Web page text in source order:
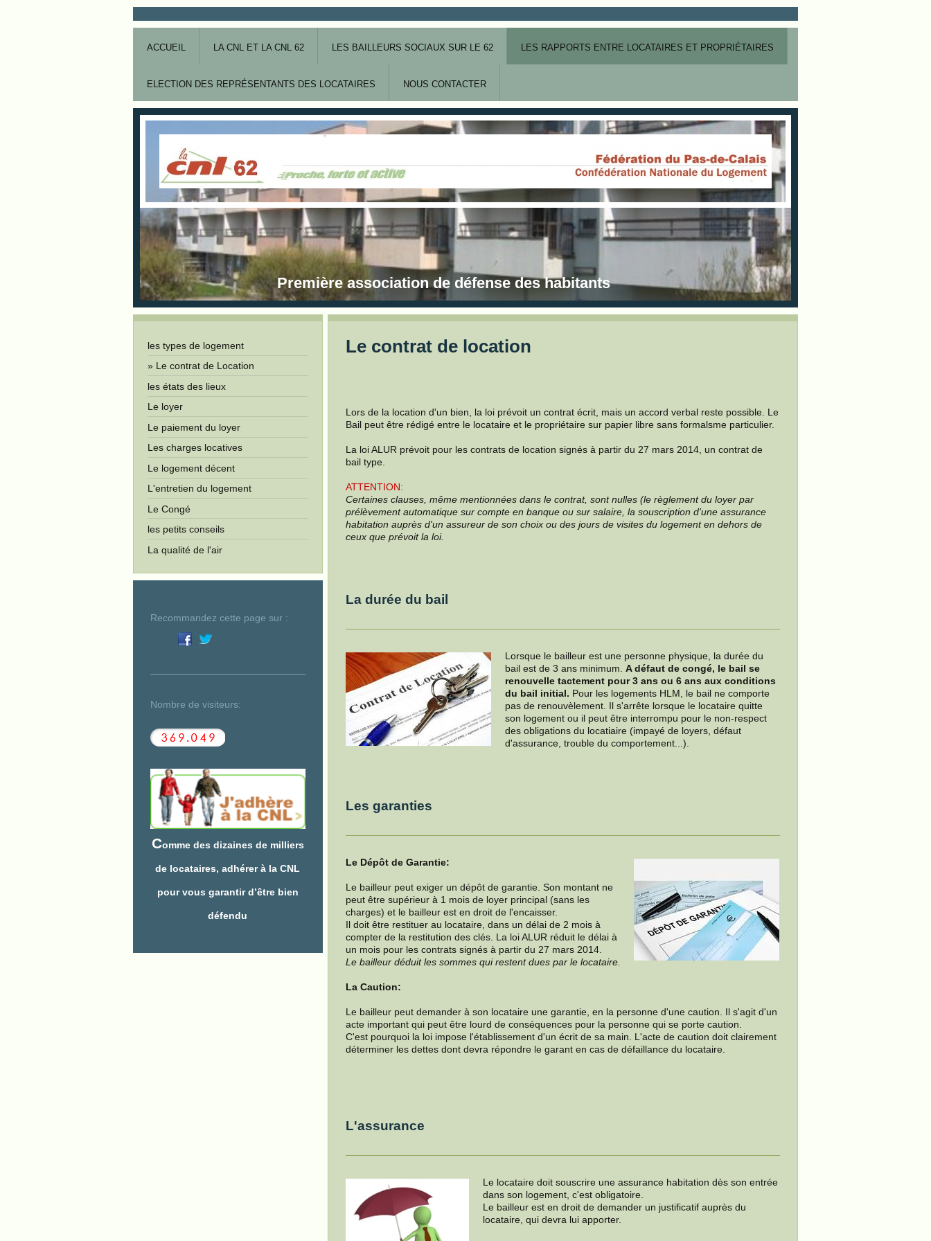
ACCUEIL LA CNL ET LA CNL 62 LES BAILLEURS SOCIAUX SUR LE 62 LES RAPPORTS ENTRE LOCATAIRES ET PROPRIÉTAIRES
ELECTION DES REPRÉSENTANTS DES LOCATAIRES NOUS CONTACTER
Première association de défense des habitants
Le contrat de location
Lors de la location d'un bien, la loi prévoit un contrat écrit, mais un accord verbal reste possible. Le
Bail peut être rédigé entre le locataire et le propriétaire sur papier libre sans formalsme particulier.
La loi ALUR prévoit pour les contrats de location signés à partir du 27 mars 2014, un contrat de
bail type.
ATTENTION:
Certaines clauses, même mentionnées dans le contrat, sont nulles (le règlement du loyer par
prélèvement automatique sur compte en banque ou sur salaire, la souscription d'une assurance
habitation auprès d'un assureur de son choix ou des jours de visites du logement en dehors de
ceux que prévoit la loi.
La durée du bail
Lorsque le bailleur est une personne physique, la durée du
bail est de 3 ans minimum.A défaut de congé, le bail se
renouvelle tactement pour 3 ans ou 6 ans aux conditions
du bail initial. Pour les logements HLM, le bail ne comporte
pas de renouvèlement. Il s'arrête lorsque le locataire quitte
son logement ou il peut être interrompu pour le non-respect
des obligations du locatiaire (impayé de loyers, défaut
d'assurance, trouble du comportement...).
Les garanties
Le Dépôt de Garantie:
Le bailleur peut exiger un dépôt de garantie. Son montant ne
peut être supérieur à 1 mois de loyer principal (sans les
charges) et le bailleur est en droit de l'encaisser.
Il doit être restituer au locataire, dans un délai de 2 mois à
compter de la restitution des clés. La loi ALUR réduit le délai à
un mois pour les contrats signés à partir du 27 mars 2014.
Le bailleur déduit les sommes qui restent dues par le locataire.
La Caution:
Le bailleur peut demander à son locataire une garantie, en la personne d'une caution. Il s'agit d'un
acte important qui peut être lourd de conséquences pour la personne qui se porte caution.
C'est pourquoi la loi impose l'établissement d'un écrit de sa main. L'acte de caution doit clairement
déterminer les dettes dont devra répondre le garant en cas de défaillance du locataire.
L'assurance
Le locataire doit souscrire une assurance habitation dès son entrée
dans son logement, c'est obligatoire.
Le bailleur est en droit de demander un justificatif auprès du
locataire, qui devra lui apporter.
les types de logement
Le contrat de Location
les états des lieux
Le loyer
Le paiement du loyer
Les charges locatives
Le logement décent
L'entretien du logement
Le Congé
les petits conseils
La qualité de l'air
Recommandez cette page sur :
Nombre de visiteurs:
Comme des dizaines de milliers
de locataires, adhérer à la CNL
pour vous garantir d’être bien
défendu